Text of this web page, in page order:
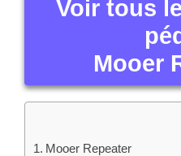
Voir tous
Mooer
Mooer Repeater